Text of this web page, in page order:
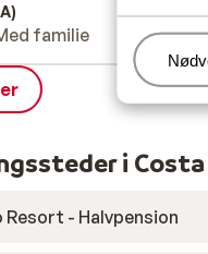
familie
i Costa
Resort - Halvpension